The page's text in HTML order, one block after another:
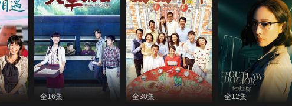
全16集 全30集 全12集